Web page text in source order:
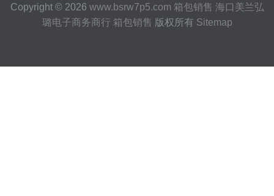
Copyright © 2026 www.bsrw7p5.com 箱包销售 海口美兰弘
璐电子商务商行 箱包销售 版权所有 Sitemap